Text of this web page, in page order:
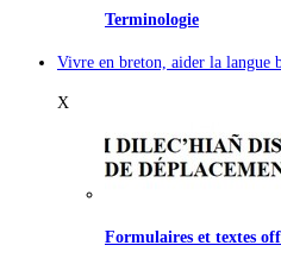
Terminologie
Vivre en breton, aider la langue
X
Formulaires et textes